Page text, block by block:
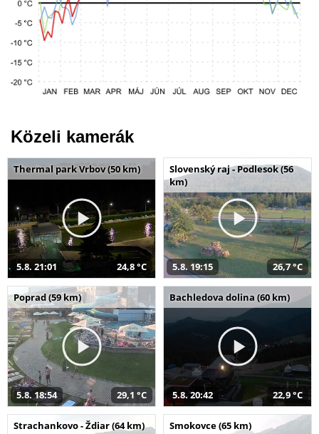
Közeli kamerák
Thermal park Vrbov (50 km)
5.8. 21:01 24,8 °C
Slovenský raj - Podlesok (56
km)
5.8. 19:15 26,7 °C
Poprad (59 km)
5.8. 18:54 29,1 °C
Bachledova dolina (60 km)
5.8. 20:42 22,9 °C
Strachankovo - Ždiar (64 km) Smokovce (65 km)